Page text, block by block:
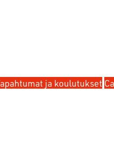
ja koulutukset